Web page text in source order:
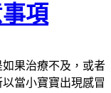
項
果治療不及，或者
當小寶寶出現感冒